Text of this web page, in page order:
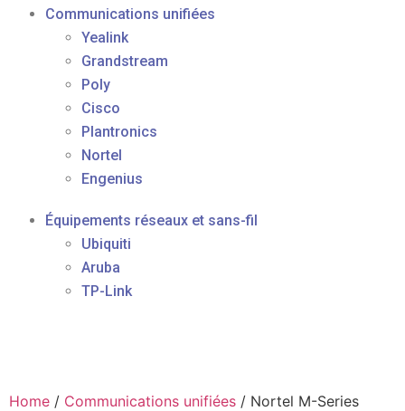
Communications unifiées
Yealink
Grandstream
Poly
Cisco
Plantronics
Nortel
Engenius
Équipements réseaux et sans-fil
Ubiquiti
Aruba
TP-Link
Home / Communications unifiées / Nortel M-Series